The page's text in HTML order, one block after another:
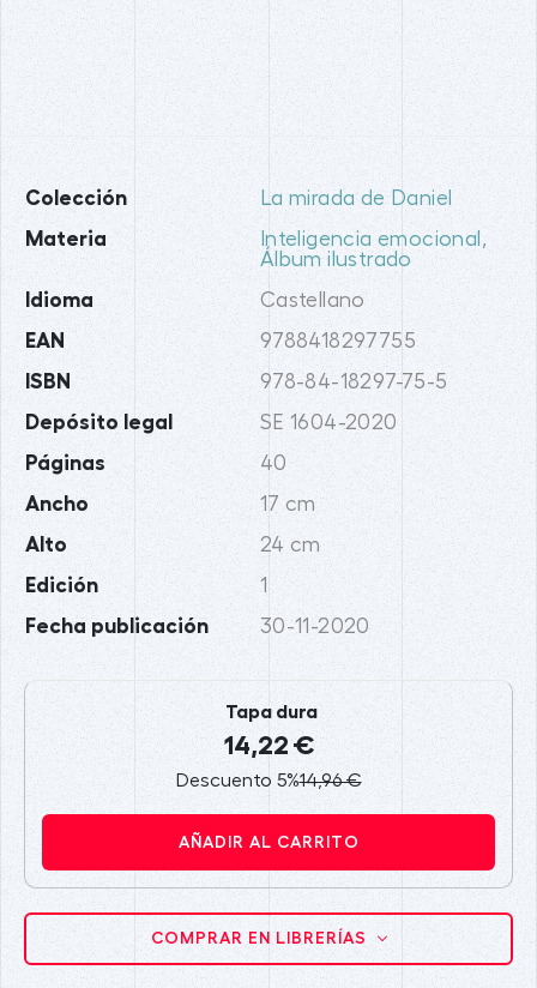
Colección La mirada de Daniel
Materia Inteligencia emocional ,
Álbum ilustrado
Idioma Castellano
EAN 9788418297755
ISBN 978-84-18297-75-5
Depósito legal SE 1604-2020
Páginas 40
Ancho 17 cm
Alto 24 cm
Edición 1
Fecha publicación 30-11-2020
Tapa dura
14,22 €
Descuento 5%14,96 €
AÑADIR AL CARRITO
COMPRAR EN LIBRERÍAS